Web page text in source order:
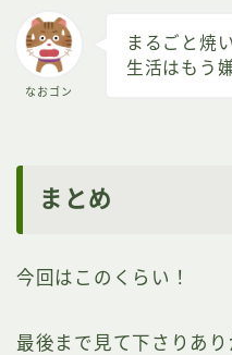
なおゴン
まるごと焼
生活はもう
まとめ
今回はこのくらい！
最後まで見て下さりあり